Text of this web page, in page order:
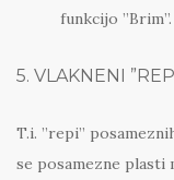
funkcijo ”Brim”.
5. VLAKNENI
T.i. ”repi”
se posamezne plasti